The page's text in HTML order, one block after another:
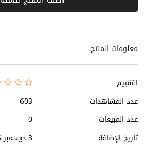
معلومات المنتج
التقييم
عدد المشاهدات
603
عدد المبيعات
0
تاريخ الإضافة
3 ديسمبر 2025